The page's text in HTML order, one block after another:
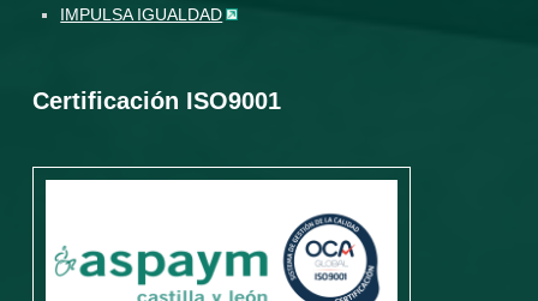
IMPULSA IGUALDAD
Certificación ISO9001